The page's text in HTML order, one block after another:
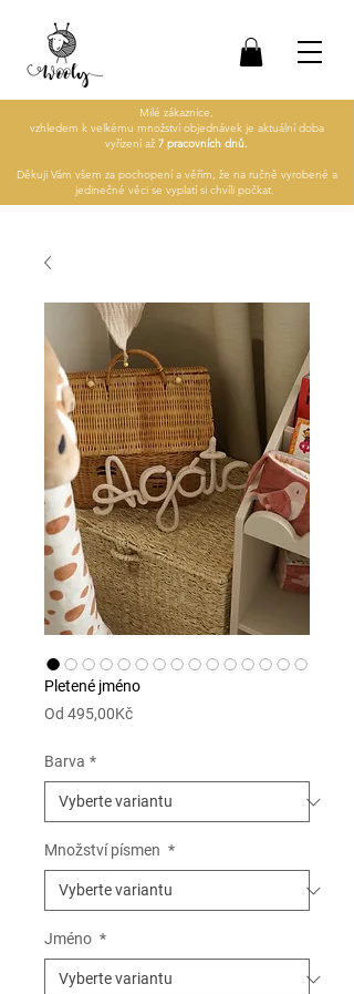
Milé zákaznice,
vzhledem k velkému množství objednávek je aktuální doba
vyřízení až 7 pracovních dnů.
Děkuji Vám všem za pochopení a věřím, že na ručně vyrobené a
jedinečné věci se vyplatí si chvíli počkat.
Pletené jméno
Od 495,00KčZvýhodněná
Barva *
Množství písmen *
Jméno *